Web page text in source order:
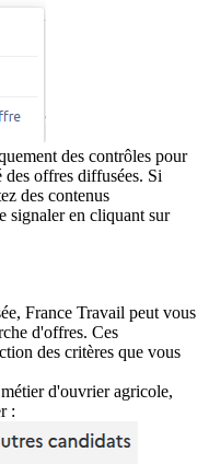
des contrôles pour
offres diffusées. Si
des contenus
signaler en cliquant sur
France Travail peut vous
d'offres. Ces
des critères que vous
d'ouvrier agricole,
: